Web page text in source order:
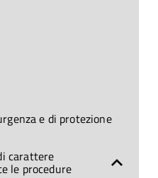
e di protezione
carattere
le procedure